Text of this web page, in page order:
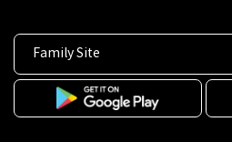
Family Site